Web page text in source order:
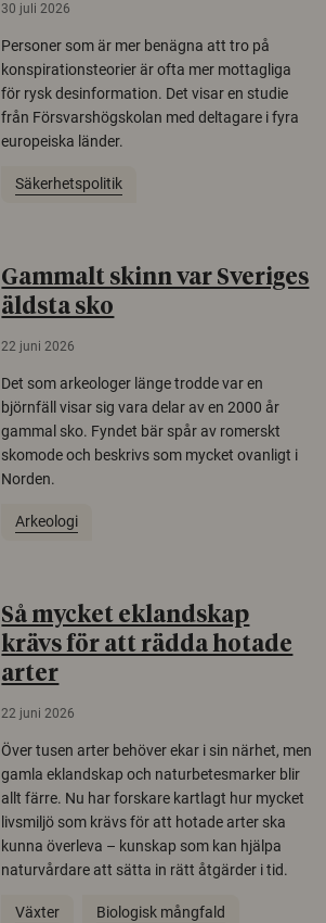
30 juli 2026
Personer som är mer benägna att tro på
konspirationsteorier är ofta mer mottagliga
för rysk desinformation. Det visar en studie
från Försvarshögskolan med deltagare i fyra
europeiska länder.
Säkerhetspolitik
Gammalt skinn var Sveriges
äldsta sko
22 juni 2026
Det som arkeologer länge trodde var en
björnfäll visar sig vara delar av en 2000 år
gammal sko. Fyndet bär spår av romerskt
skomode och beskrivs som mycket ovanligt i
Norden.
Arkeologi
Så mycket eklandskap
krävs för att rädda hotade
arter
22 juni 2026
Över tusen arter behöver ekar i sin närhet, men
gamla eklandskap och naturbetesmarker blir
allt färre. Nu har forskare kartlagt hur mycket
livsmiljö som krävs för att hotade arter ska
kunna överleva – kunskap som kan hjälpa
naturvårdare att sätta in rätt åtgärder i tid.
Växter Biologisk mångfald